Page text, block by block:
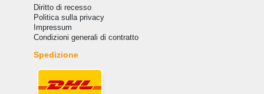
Diritto di recesso
Politica sulla privacy
Impressum
Condizioni generali di contratto
Spedizione